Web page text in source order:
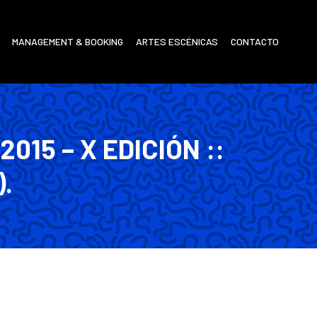
MANAGEMENT & BOOKING ARTES ESCÉNICAS CONTACTO
– X EDICIÓN ::